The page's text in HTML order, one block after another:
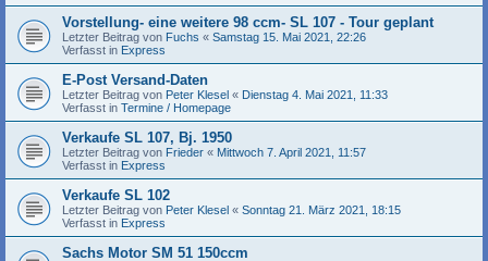
Vorstellung- eine weitere 98 ccm- SL 107 - Tour geplant
Letzter Beitrag von Fuchs « Samstag 15. Mai 2021, 22:26
Verfasst in Express
E-Post Versand-Daten
Letzter Beitrag von Peter Klesel « Dienstag 4. Mai 2021, 11:33
Verfasst in Termine / Homepage
Verkaufe SL 107, Bj. 1950
Letzter Beitrag von Frieder « Mittwoch 7. April 2021, 11:57
Verfasst in Express
Verkaufe SL 102
Letzter Beitrag von Peter Klesel « Sonntag 21. März 2021, 18:15
Verfasst in Express
Sachs Motor SM 51 150ccm